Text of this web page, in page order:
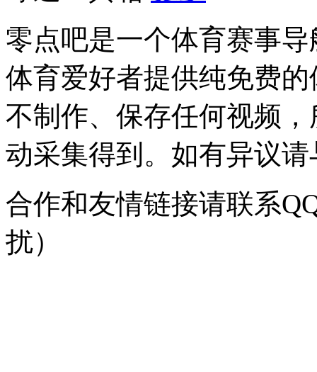
零点吧是一个体育赛事
体育爱好者提供纯免费
不制作、保存任何视频
动采集得到。如有异议
合作和友情链接请联系
扰）